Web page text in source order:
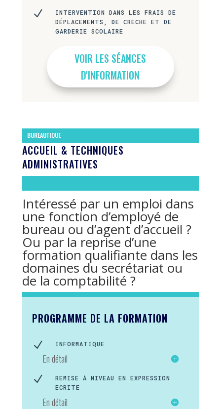
N
INTERVENTION DANS LES FRAIS DE
DÉPLACEMENTS, DE CRÈCHE ET DE
GARDERIE SCOLAIRE
VOIR LES SÉANCES
D'INFORMATION
BUREAUTIQUE
ACCUEIL & TECHNIQUES
ADMINISTRATIVES
Intéressé par un emploi dans
une fonction d’employé de
bureau ou d’agent d’accueil ?
Ou par la reprise d’une
formation qualifiante dans les
domaines du secrétariat ou
de la comptabilité ?
PROGRAMME DE LA FORMATION
N INFORMATIQUE
En détail
N
REMISE À NIVEAU EN EXPRESSION
ECRITE
En détail